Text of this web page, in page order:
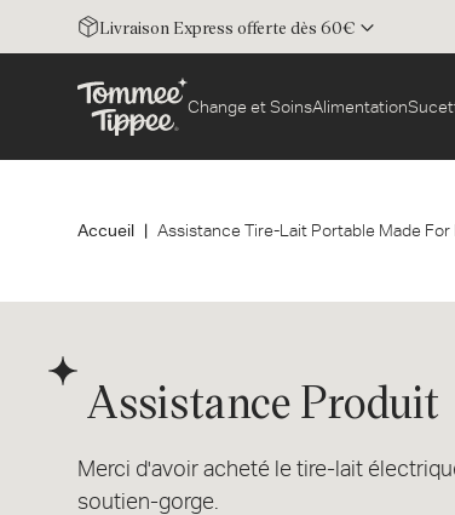
Livraison Express offerte dès 60€
Change et SoinsAlimentation
Accueil Assistance Tire-Lait Portable Made
Assistance Produit
Merci d'avoir acheté le tire-lait
soutien-gorge.